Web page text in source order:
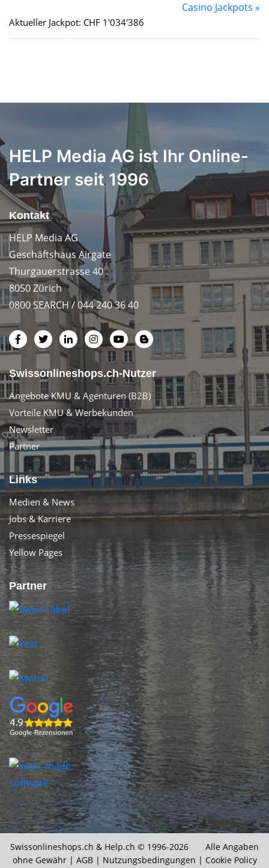
Casino Jackpots »
Aktueller Jackpot: CHF 1'034'386
HELP Media AG ist Ihr Online-
Partner seit 1996
Kontakt
HELP Media AG
Geschäftshaus Airgate
Thurgauerstrasse 40
8050 Zürich
0800 SEARCH / 044 240 36 40
Swissonlineshops.ch-Nutzer
Angebote KMU & Agenturen (B2B)
Vorteile KMU & Werbekunden
Newsletter
Partner
Links
Medien & News
Jobs & Karriere
Pressespiegel
Yellow Pages
Partner
Swissonlineshops.ch & Help.ch © 1996-2026 Alle Angaben
ohne Gewähr | AGB| Nutzungsbedingungen | Cookie Policy